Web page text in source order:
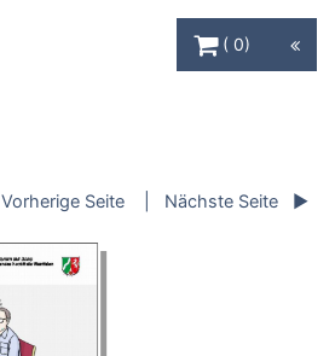
0
Vorherige Seite Nächste Seite